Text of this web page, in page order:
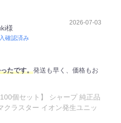
様
確認済み
2026-07-03
たです。発送も早く、価格もお
個セット】 シャープ 純正品
クラスター イオン発生ユニッ